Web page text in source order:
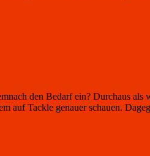
den Bedarf ein? Durchaus
auf Tackle genauer schauen.